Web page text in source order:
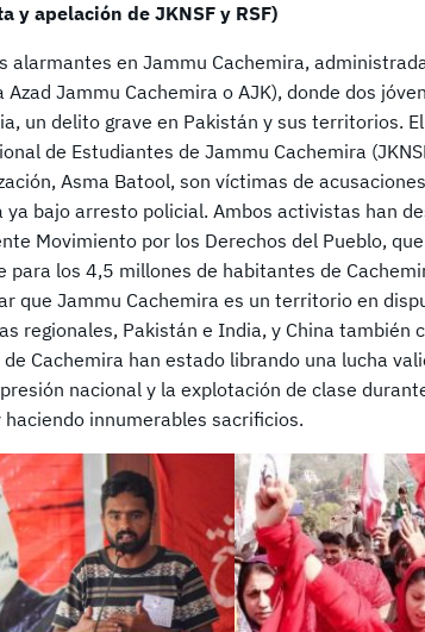
y apelación de JKNSF y RSF)
alarmantes en Jammu Cachemira,
Jammu Cachemira o AJK), donde dos
un delito grave en Pakistán y sus territorios.
de Estudiantes de Jammu Cachemira
Asma Batool, son víctimas de
ya bajo arresto policial. Ambos activistas han
Movimiento por los Derechos del Pueblo,
para los 4,5 millones de habitantes de
que Jammu Cachemira es un territorio en
regionales, Pakistán e India, y China también
Cachemira han estado librando una lucha
nacional y la explotación de clase
innumerables sacrificios.